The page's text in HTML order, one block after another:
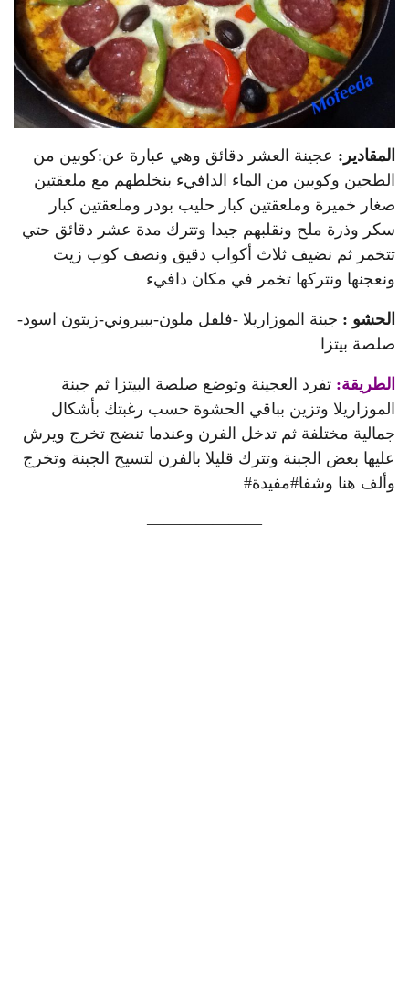
المقادير: عجينة العشر دقائق وهي عبارة عن:كوبين من
الطحين وكوبين من الماء الدافيء بنخلطهم مع ملعقتين
صغار خميرة وملعقتين كبار حليب بودر وملعقتين كبار
سكر وذرة ملح ونقلبهم جيدا وتترك مدة عشر دقائق حتي
تتخمر ثم نضيف ثلاث أكواب دقيق ونصف كوب زيت
ونعجنها ونتركها تخمر في مكان دافيء
الحشو : جبنة الموزاريلا -فلفل ملون-ببيروني-زيتون اسود-
صلصة بيتزا
الطريقة: تفرد العجينة وتوضع صلصة البيتزا ثم جبنة
الموزاريلا وتزين بباقي الحشوة حسب رغبتك بأشكال
جمالية مختلفة ثم تدخل الفرن وعندما تنضج تخرج ويرش
عليها بعض الجبنة وتترك قليلا بالفرن لتسيح الجبنة وتخرج
وألف هنا وشفا#مفيدة#
———————